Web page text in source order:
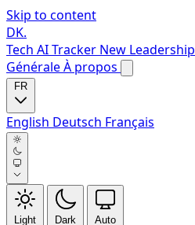
Skip to content
DK.
Tech AI Tracker New Leadership
GénéraleÀ propos
English Deutsch Français
Light Dark Auto